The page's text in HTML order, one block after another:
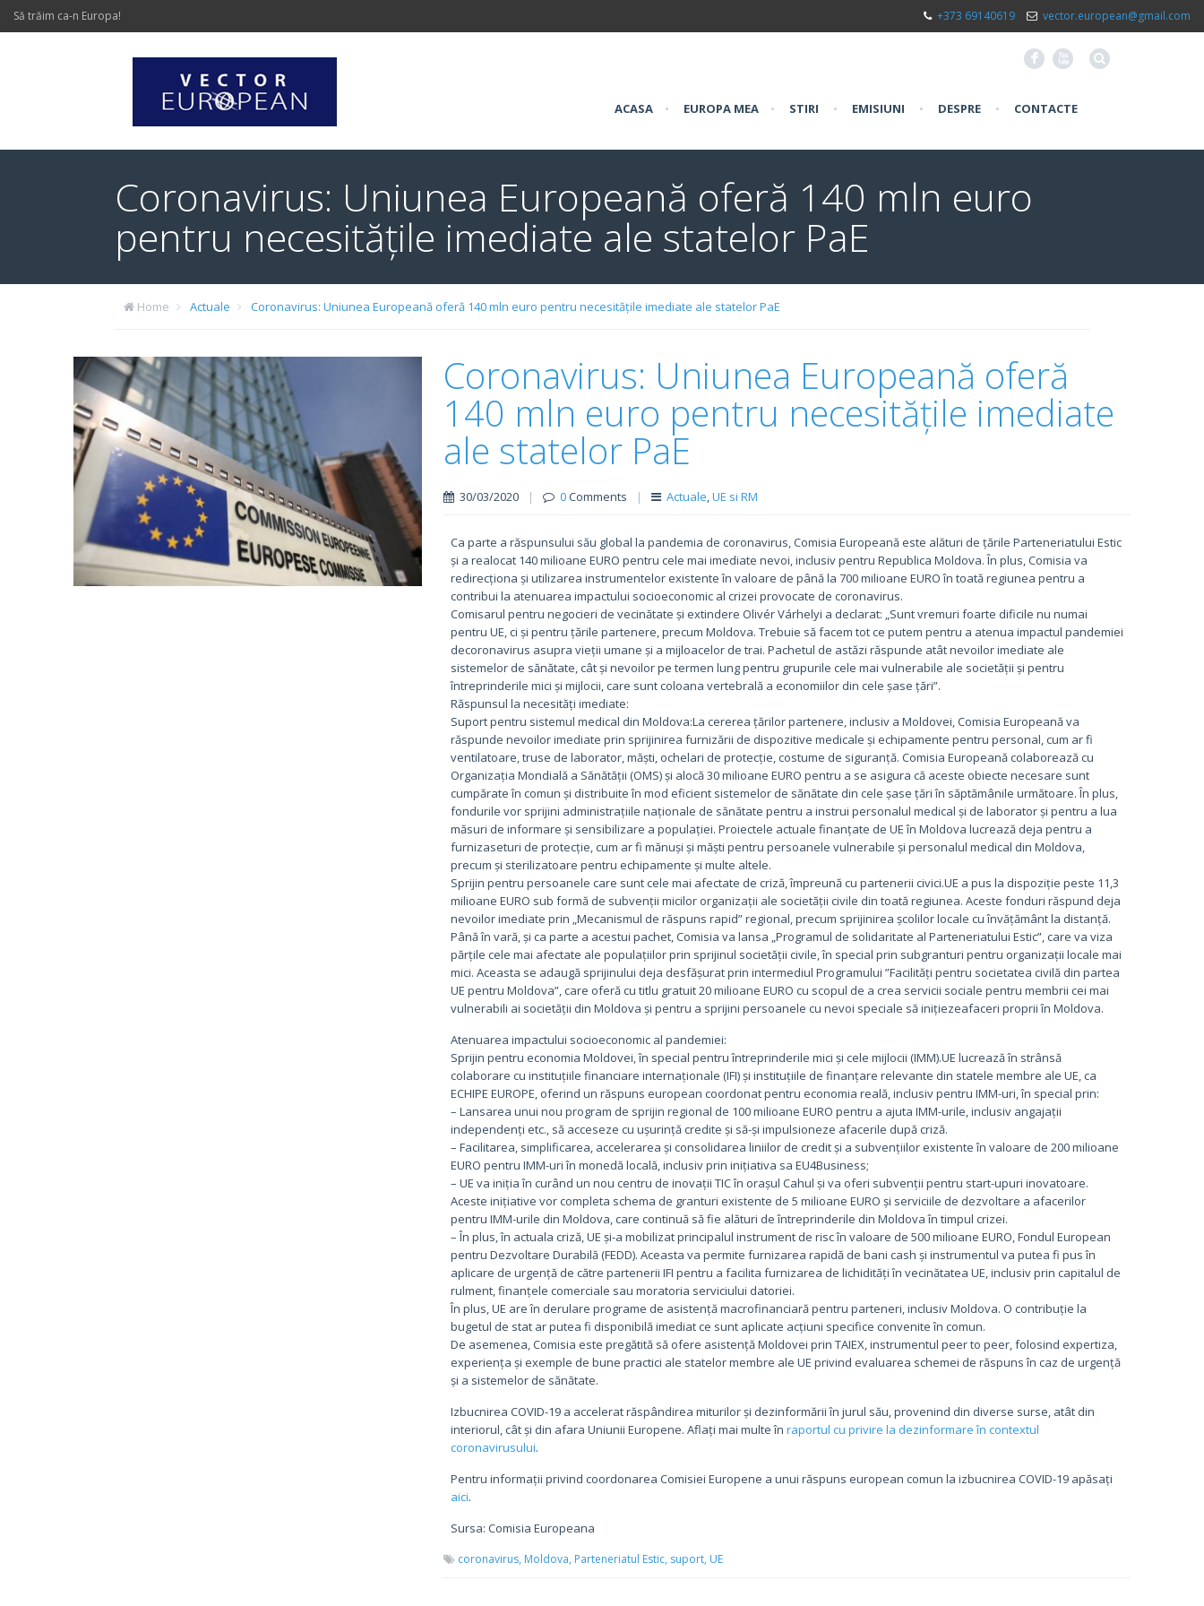
Să trăim ca-n Europa! +373 69140619 vector.european@gmail.com
F X
ACASA • EUROPA MEA • STIRI • EMISIUNI • DESPRE • CONTACTE
Coronavirus: Uniunea Europeană oferă 140 mln euro
pentru necesitățile imediate ale statelor PaE
Home Actuale Coronavirus: Uniunea Europeană oferă 140 mln euro pentru necesitățile imediate ale statelor PaE
Coronavirus: Uniunea Europeană oferă
140 mln euro pentru necesitățile imediate
ale statelor PaE
30/03/2020 | 0Comments | Actuale,UE si RM
Ca parte a răspunsului său global la pandemia de coronavirus, Comisia Europeană este alături de țările Parteneriatului Estic
și a realocat 140 milioane EURO pentru cele mai imediate nevoi, inclusiv pentru Republica Moldova. În plus, Comisia va
redirecționa și utilizarea instrumentelor existente în valoare de până la 700 milioane EURO în toată regiunea pentru a
contribui la atenuarea impactului socioeconomic al crizei provocate de coronavirus.
Comisarul pentru negocieri de vecinătate și extindere Olivér Várhelyi a declarat: „Sunt vremuri foarte dificile nu numai
pentru UE, ci și pentru țările partenere, precum Moldova. Trebuie să facem tot ce putem pentru a atenua impactul pandemiei
decoronavirus asupra vieții umane și a mijloacelor de trai. Pachetul de astăzi răspunde atât nevoilor imediate ale
sistemelor de sănătate, cât și nevoilor pe termen lung pentru grupurile cele mai vulnerabile ale societății și pentru
întreprinderile mici și mijlocii, care sunt coloana vertebrală a economiilor din cele șase țări”.
Răspunsul la necesități imediate:
Suport pentru sistemul medical din Moldova:La cererea țărilor partenere, inclusiv a Moldovei, Comisia Europeană va
răspunde nevoilor imediate prin sprijinirea furnizării de dispozitive medicale și echipamente pentru personal, cum ar fi
ventilatoare, truse de laborator, măști, ochelari de protecție, costume de siguranță. Comisia Europeană colaborează cu
Organizația Mondială a Sănătății (OMS) și alocă 30 milioane EURO pentru a se asigura că aceste obiecte necesare sunt
cumpărate în comun și distribuite în mod eficient sistemelor de sănătate din cele șase țări în săptămânile următoare. În plus,
fondurile vor sprijini administrațiile naționale de sănătate pentru a instrui personalul medical și de laborator și pentru a lua
măsuri de informare și sensibilizare a populației. Proiectele actuale finanțate de UE în Moldova lucrează deja pentru a
furnizaseturi de protecție, cum ar fi mănuși și măști pentru persoanele vulnerabile și personalul medical din Moldova,
precum și sterilizatoare pentru echipamente și multe altele.
Sprijin pentru persoanele care sunt cele mai afectate de criză, împreună cu partenerii civici.UE a pus la dispoziție peste 11,3
milioane EURO sub formă de subvenții micilor organizații ale societății civile din toată regiunea. Aceste fonduri răspund deja
nevoilor imediate prin „Mecanismul de răspuns rapid” regional, precum sprijinirea școlilor locale cu învățământ la distanță.
Până în vară, și ca parte a acestui pachet, Comisia va lansa „Programul de solidaritate al Parteneriatului Estic”, care va viza
părțile cele mai afectate ale populațiilor prin sprijinul societății civile, în special prin subgranturi pentru organizații locale mai
mici. Aceasta se adaugă sprijinului deja desfășurat prin intermediul Programului ”Facilități pentru societatea civilă din partea
UE pentru Moldova”, care oferă cu titlu gratuit 20 milioane EURO cu scopul de a crea servicii sociale pentru membrii cei mai
vulnerabili ai societății din Moldova și pentru a sprijini persoanele cu nevoi speciale să inițiezeafaceri proprii în Moldova.
Atenuarea impactului socioeconomic al pandemiei:
Sprijin pentru economia Moldovei, în special pentru întreprinderile mici și cele mijlocii (IMM).UE lucrează în strânsă
colaborare cu instituțiile financiare internaționale (IFI) și instituțiile de finanțare relevante din statele membre ale UE, ca
ECHIPE EUROPE, oferind un răspuns european coordonat pentru economia reală, inclusiv pentru IMM-uri, în special prin:
– Lansarea unui nou program de sprijin regional de 100 milioane EURO pentru a ajuta IMM-urile, inclusiv angajații
independenți etc., să acceseze cu ușurință credite și să-și impulsioneze afacerile după criză.
– Facilitarea, simplificarea, accelerarea și consolidarea liniilor de credit și a subvențiilor existente în valoare de 200 milioane
EURO pentru IMM-uri în monedă locală, inclusiv prin inițiativa sa EU4Business;
– UE va iniția în curând un nou centru de inovații TIC în orașul Cahul și va oferi subvenții pentru start-upuri inovatoare.
Aceste inițiative vor completa schema de granturi existente de 5 milioane EURO și serviciile de dezvoltare a afacerilor
pentru IMM-urile din Moldova, care continuă să fie alături de întreprinderile din Moldova în timpul crizei.
– În plus, în actuala criză, UE și-a mobilizat principalul instrument de risc în valoare de 500 milioane EURO, Fondul European
pentru Dezvoltare Durabilă (FEDD). Aceasta va permite furnizarea rapidă de bani cash și instrumentul va putea fi pus în
aplicare de urgență de către partenerii IFI pentru a facilita furnizarea de lichidități în vecinătatea UE, inclusiv prin capitalul de
rulment, finanțele comerciale sau moratoria serviciului datoriei.
În plus, UE are în derulare programe de asistență macrofinanciară pentru parteneri, inclusiv Moldova. O contribuție la
bugetul de stat ar putea fi disponibilă imediat ce sunt aplicate acțiuni specifice convenite în comun.
De asemenea, Comisia este pregătită să ofere asistență Moldovei prin TAIEX, instrumentul peer to peer, folosind expertiza,
experiența și exemple de bune practici ale statelor membre ale UE privind evaluarea schemei de răspuns în caz de urgență
și a sistemelor de sănătate.
Izbucnirea COVID-19 a accelerat răspândirea miturilor și dezinformării în jurul său, provenind din diverse surse, atât din
interiorul, cât și din afara Uniunii Europene. Aflați mai multe în raportul cu privire la dezinformare în contextul
coronavirusului.
Pentru informații privind coordonarea Comisiei Europene a unui răspuns european comun la izbucnirea COVID-19 apăsați
aici.
Sursa: Comisia Europeana
coronavirus, Moldova, Parteneriatul Estic, suport, UE